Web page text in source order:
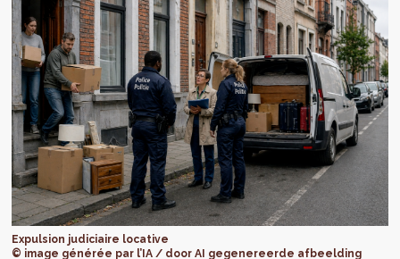
Expulsion judiciaire locative
© image générée par l’IA / door AI gegenereerde afbeelding